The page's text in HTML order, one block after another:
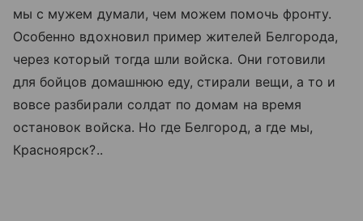
мы с мужем думали, чем можем помочь фронту.
Особенно вдохновил пример жителей Белгорода,
через который тогда шли войска. Они готовили
для бойцов домашнюю еду, стирали вещи, а то и
вовсе разбирали солдат по домам на время
остановок войска. Но где Белгород, а где мы,
Красноярск?..